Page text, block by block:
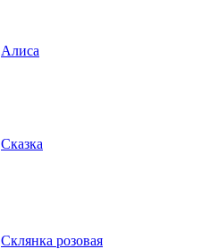
Алиса
Сказка
Склянка розовая